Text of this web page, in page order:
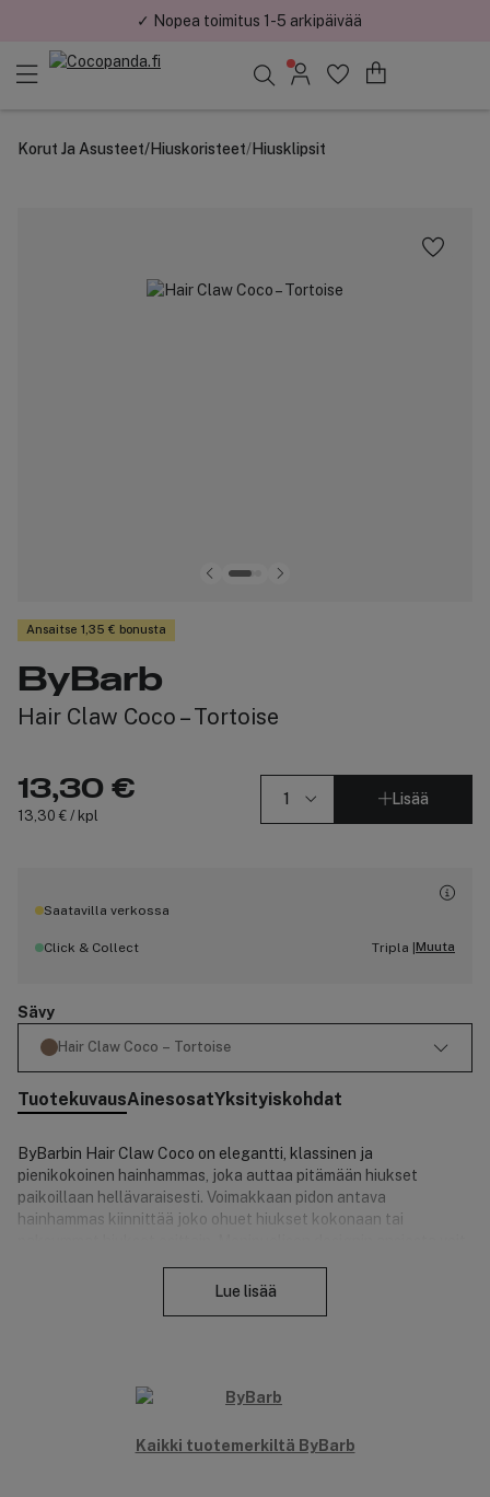
✓ Nopea toimitus 1-5 arkipäivää
Löydä suosikkisi 25.484 tuotteen joukosta..
Korut Ja Asusteet/Hiuskoristeet/Hiusklipsit
Ansaitse 1,35 € bonusta
ByBarb
Hair Claw Coco – Tortoise
13,30 €
13,30 € / kpl
Lisää
Saatavilla verkossa
Click & Collect Tripla |Muuta
Sävy
Hair Claw Coco – Tortoise
TuotekuvausAinesosatYksityiskohdat
ByBarbin Hair Claw Coco on elegantti, klassinen ja
pienikokoinen hainhammas, joka auttaa pitämään hiukset
paikoillaan hellävaraisesti. Voimakkaan pidon antava
hainhammas kiinnittää joko ohuet hiukset kokonaan tai
tilaisuuksissa. Hainhammas on valmistettu biopohjaisesta
3313040
Lue lisää
Kaikki tuotemerkiltä ByBarb